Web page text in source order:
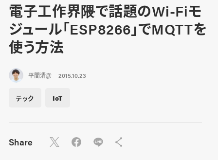
電子工作界隈で話題のWi-Fiモ
ジュール「ESP8266」でMQTTを
使う方法
平間清彦 2015.10.23
テック IoT
Share